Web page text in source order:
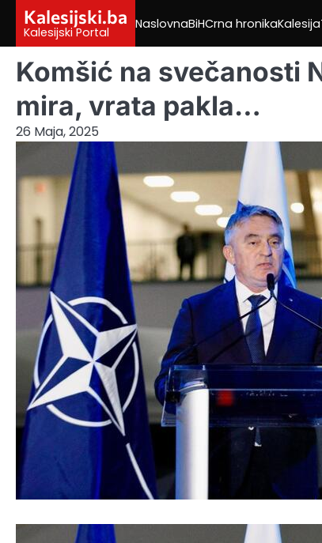
content
Kalesijski.ba
Kalesijski Portal
NaslovnaBiHCrna hronikaKalesija
Komšić na svečanosti
mira, vrata pakla…
26 Maja, 2025